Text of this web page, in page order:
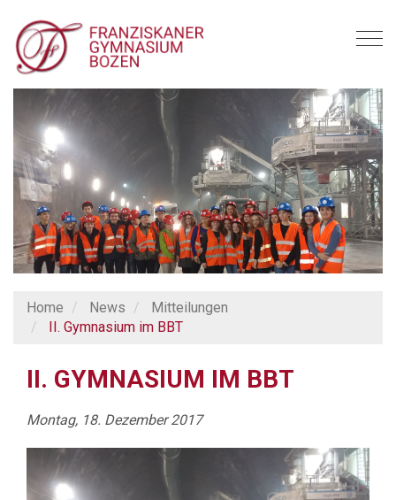
T
g
l
e
n
a
v
i
g
a
t
Home News
Mitteilungen
II. Gymnasium im BBT
II. GYMNASIUM IM BBT
Montag, 18. Dezember 2017